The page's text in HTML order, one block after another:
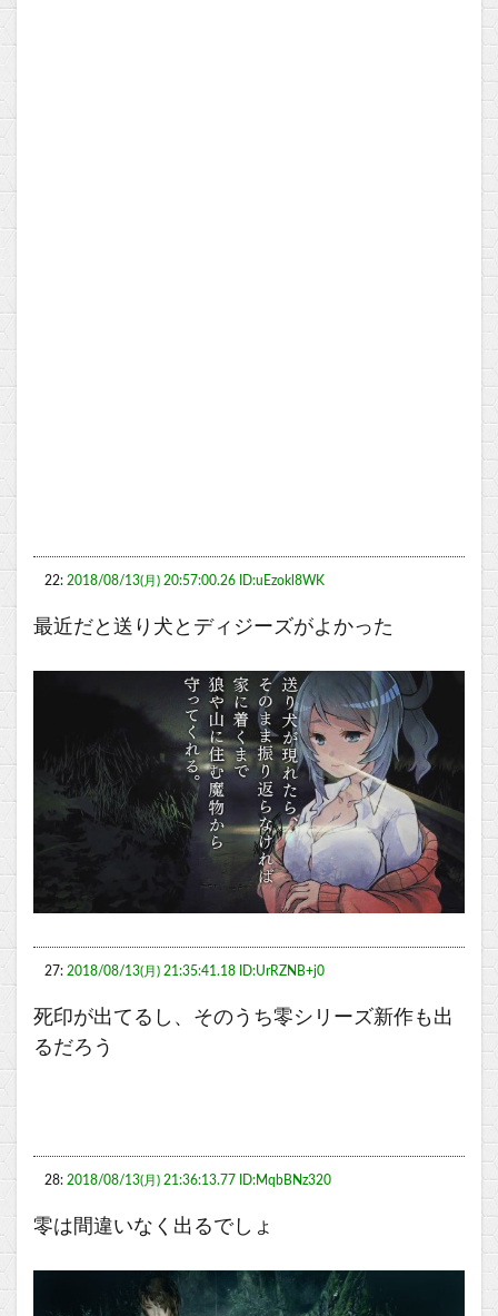
22: 2018/08/13(月) 20:57:00.26 ID:uEzokl8WK
最近だと送り犬とディジーズがよかった
27: 2018/08/13(月) 21:35:41.18 ID:UrRZNB+j0
死印が出てるし、そのうち零シリーズ新作も出
るだろう
28: 2018/08/13(月) 21:36:13.77 ID:MqbBNz320
零は間違いなく出るでしょ